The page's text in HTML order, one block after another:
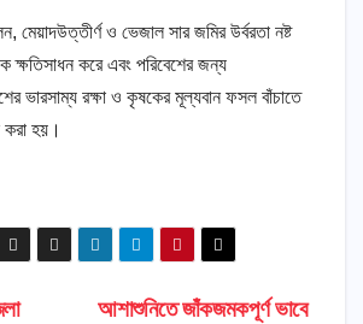
মেয়াদউত্তীর্ণ ও ভেজাল সার জমির উর্বরতা নষ্ট
ক্ষতিসাধন করে এবং পরিবেশের জন্য
ভারসাম্য রক্ষা ও কৃষকের মূল্যবান ফসল বাঁচাতে
করা হয়।
আশাশুনিতে জাঁকজমকপূর্ণ ভাবে